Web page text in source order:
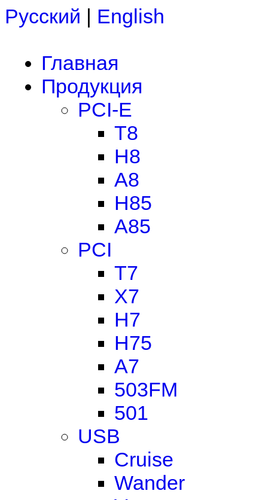
Русский | English
Главная
Продукция
PCI-E
T8
H8
A8
H85
A85
PCI
T7
X7
H7
H75
A7
503FM
501
USB
Cruise
Wander